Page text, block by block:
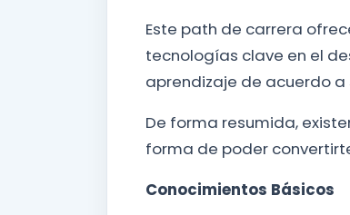
Este path de carrera
tecnologías clave en el
aprendizaje de acuerdo
De forma resumida,
forma de poder
Conocimientos Básicos